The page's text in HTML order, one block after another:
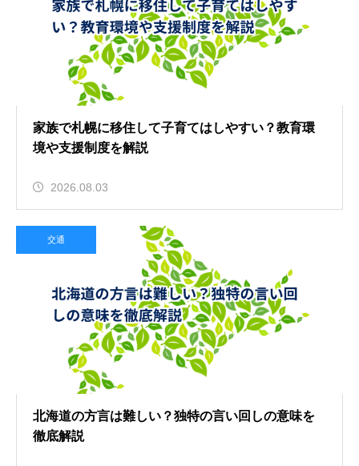
家族で札幌に移住して子育てはしやすい？教育環
境や支援制度を解説
2026.08.03
交通
北海道の方言は難しい？独特の言い回しの意味を
徹底解説